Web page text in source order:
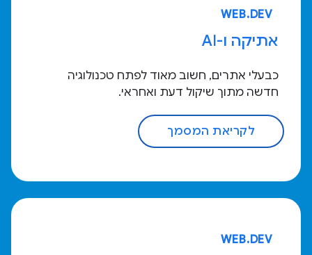
WEB.DEV
אתיקה ו-AI
כבעלי אתרים, חשוב מאוד לפתח טכנולוגיה
חדשה מתוך שיקול דעת ואחראי.
לקריאת המסמך
WEB.DEV